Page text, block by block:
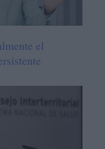
el